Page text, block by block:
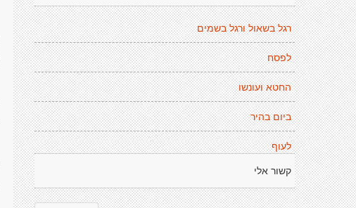
רגל בשאול ורגל בשמים
לפסח
החטא ועונשו
ביום בהיר
לעוף
קשור אלי